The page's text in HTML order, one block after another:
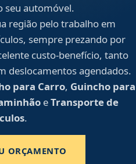
seu automóvel.
região pelo trabalho em
sempre prezando por
custo-benefício, tanto
deslocamentos agendados.
para Carro, Guincho para
eTransporte de
.
ORÇAMENTO